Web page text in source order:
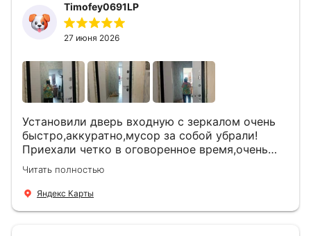
Timofey0691LP
27 июня 2026
Установили дверь входную с зеркалом очень
быстро,аккуратно,мусор за собой убрали!
Приехали четко в оговоренное время,очень
вежливые,деликатные рабочие .Все
понравилось и дверь ,и работа и цена!
Читать полностью
Яндекс Карты